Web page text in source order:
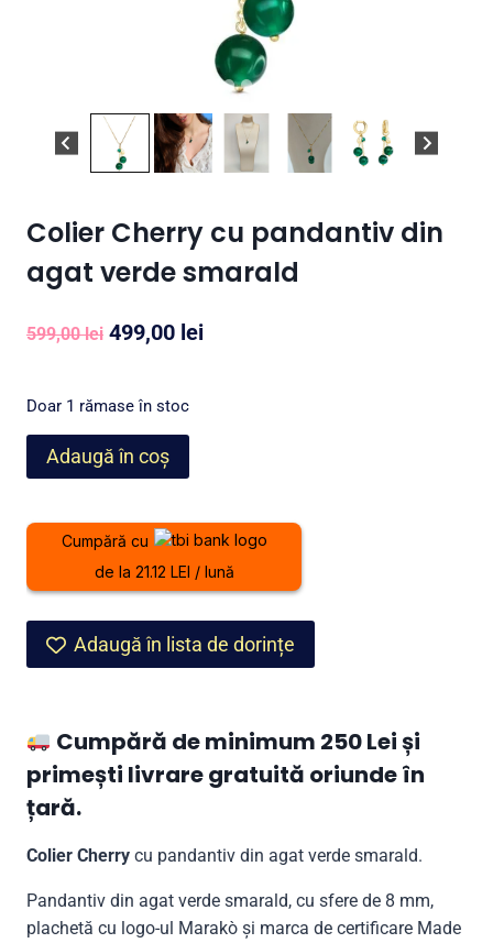
Colier Cherry cu pandantiv din
agat verde smarald
599,00lei Prețul
a
fost:
599,00 lei.
499,00 leiPrețul
Doar 1 rămase în stoc
Cantitate
Colier
cu
din
verde
smarald
Adaugă în coș
Cumpără cu
de la 21.12 LEI / lună
Adaugă în lista de dorințe
Cumpără de minimum 250 Lei și
primești livrare gratuită oriunde în
țară.
Colier Cherry cu pandantiv din agat verde smarald.
Pandantiv din agat verde smarald, cu sfere de 8 mm,
plachetă cu logo-ul Marakò și marca de certificare Made